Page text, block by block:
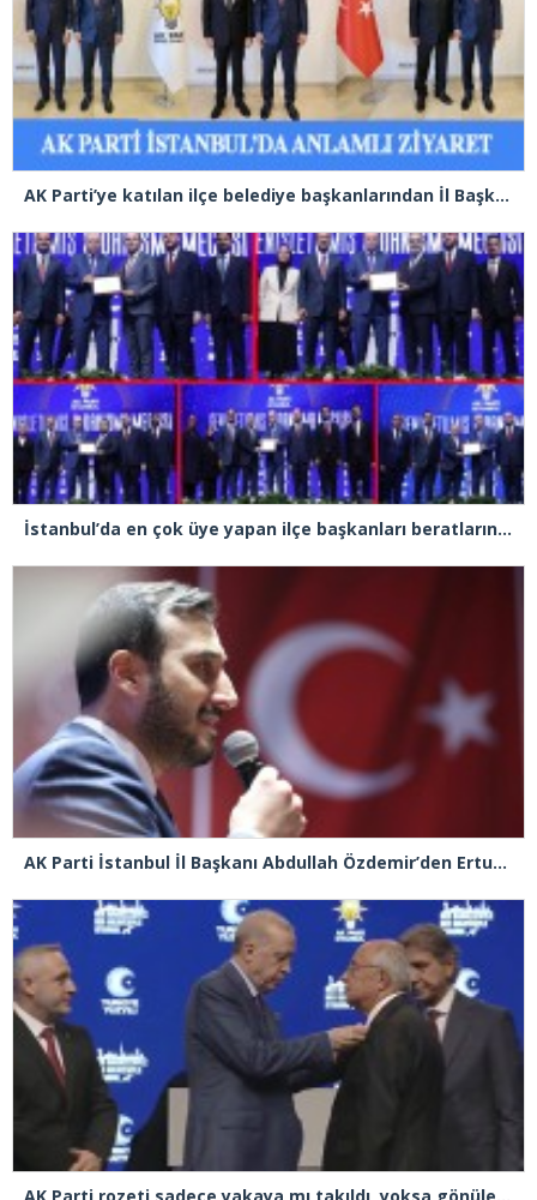
AK Parti’ye katılan ilçe belediye başkanlarından İl Başkanı Özdemir’e ziyaret
İstanbul’da en çok üye yapan ilçe başkanları beratlarını Cumhurbaşkanı Erdoğan’ın elinden aldı
AK Parti İstanbul İl Başkanı Abdullah Özdemir’den Ertuğrul Özkök’e “Franco” tepkisi